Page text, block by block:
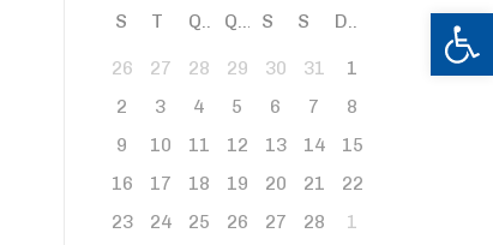
Abrir
S T Q Q S S D
26 27 28 29 30 31
1
2
3 4 5 6 7
8
9
10 11 12 13 14
15
16
17 18 19 20 21
22
23
24 25 26 27 28 1